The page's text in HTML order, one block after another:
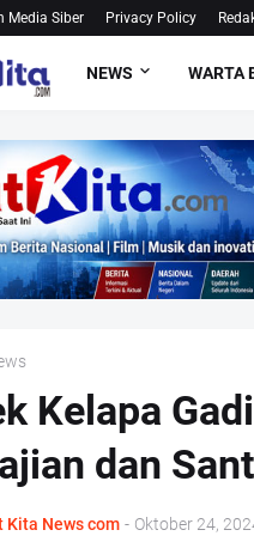
Media Siber Privacy Policy
NEWS WARTA
Kelapa
dan
Kita News com - Oktober 24,